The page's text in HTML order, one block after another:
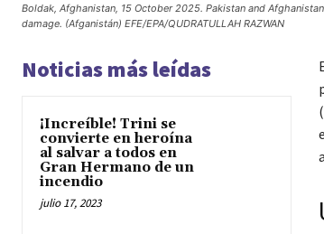
Boldak, Afghanistan, 15 October 2025. Pakistan and
damage. (Afganistán) EFE/EPA/QUDRATULLAH RAZWAN
Noticias más leídas
¡Increíble! Trini se
convierte en heroína
al salvar a todos en
Gran Hermano de un
incendio
julio 17, 2023